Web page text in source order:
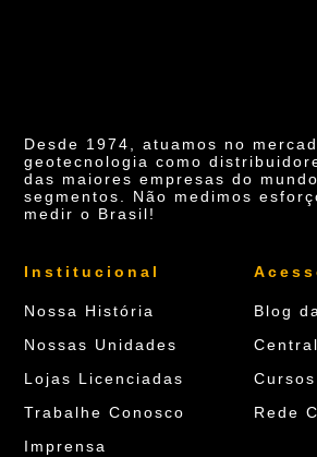
Desde 1974, atuamos no
geotecnologia como
das maiores empresas do
segmentos. Não medimos
medir o Brasil!
Institucional
Nossa História
Nossas Unidades
Lojas Licenciadas
Trabalhe Conosco
Imprensa
Blog
Cursos
Rede